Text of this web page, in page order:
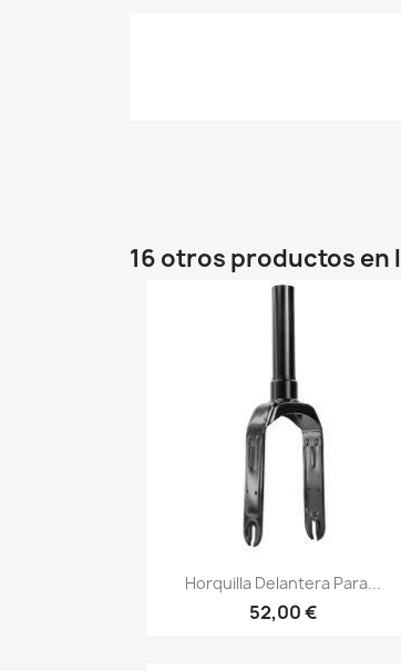
16 otros productos en
Vista rápida
Horquilla Delantera Para...
52,00 €